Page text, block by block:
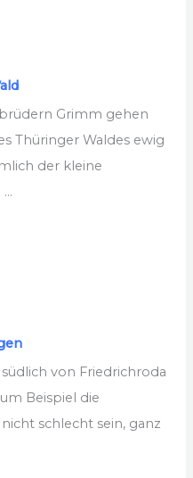
Grimm gehen
Thüringer Waldes ewig
der kleine
von Friedrichroda
Beispiel die
schlecht sein, ganz